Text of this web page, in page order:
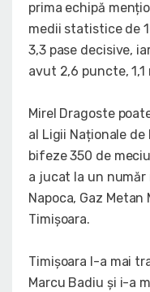
prima echipă
medii statistice de
3,3 pase decisive,
avut 2,6 puncte, 1,1
Mirel Dragoste
al Ligii Naționale
bifeze 350 de
a jucat la un număr
Napoca, Gaz Metan
Timișoara.
Timișoara l-a mai
Marcu Badiu și i-a